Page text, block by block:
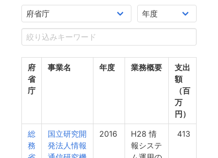
府
省
庁
事業名 年度 業務概要
支出
額
（百
万
円）
総
務
国立研究開
発法人情報
2016
H28 情
報システ
413